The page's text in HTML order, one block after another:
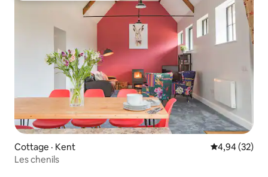
Cottage · Kent Note
4,94 (32)
Les chenils